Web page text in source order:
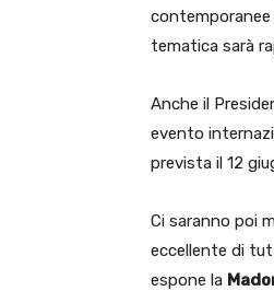
tematica sarà
Anche il
evento
prevista il 12
Ci saranno poi
eccellente di
espone la